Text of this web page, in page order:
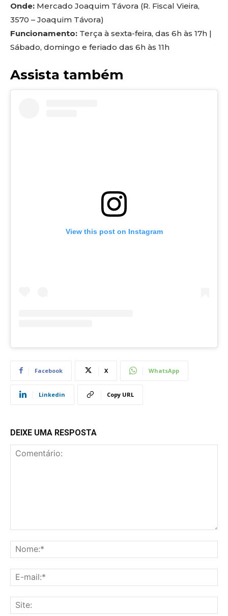
Onde: Mercado Joaquim Távora (R. Fiscal Vieira,
3570 – Joaquim Távora)
Funcionamento: Terça à sexta-feira, das 6h às 17h |
Sábado, domingo e feriado das 6h às 11h
Assista também
View this post on Instagram
Facebook X WhatsApp
Linkedin Copy URL
DEIXE UMA RESPOSTA